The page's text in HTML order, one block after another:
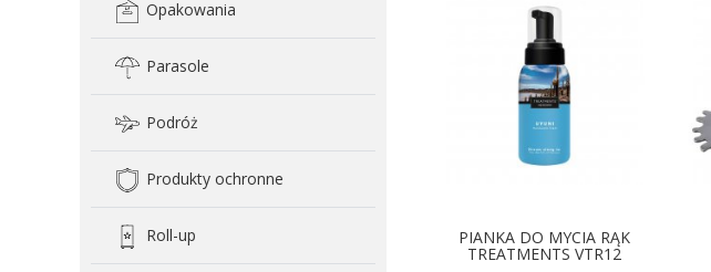
Opakowania
Parasole
Podróż
Produkty ochronne
Roll-up PIANKA DO MYCIA RĄK
TREATMENTS VTR12